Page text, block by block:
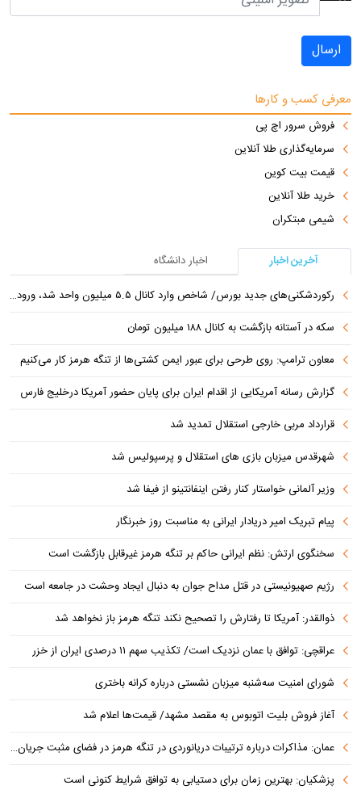
ارسال
معرفی کسب و کارها
فروش سرور اچ پی
سرمایه‌گذاری طلا آنلاین
قیمت بیت کوین
خرید طلا آنلاین
شیمی مبتکران
آخرین اخبار
اخبار دانشگاه
رکوردشکنی‌های جدید بورس/ شاخص وارد کانال ۵.۵ میلیون واحد شد، ورود ۹ همت پول حقیقی
سکه در آستانه بازگشت به کانال ۱۸۸ میلیون تومان
معاون ترامپ: روی طرحی برای عبور ایمن کشتی‌ها از تنگه هرمز کار می‌کنیم
گزارش رسانه آمریکایی از اقدام ایران برای پایان حضور آمریکا درخلیج فارس
قرارداد مربی خارجی استقلال تمدید شد
شهرقدس میزبان بازی های استقلال و پرسپولیس شد
وزیر آلمانی خواستار کنار رفتن اینفانتینو از فیفا شد
پیام تبریک امیر دریادار ایرانی به مناسبت روز خبرنگار
سخنگوی ارتش: نظم ایرانی حاکم بر تنگه هرمز غیرقابل بازگشت است
رژیم صهیونیستی در قتل مداح جوان به دنبال ایجاد وحشت در جامعه است
ذوالقدر: آمریکا تا رفتارش را تصحیح نکند تنگه هرمز باز نخواهد شد
عراقچی: توافق با عمان نزدیک است/ تکذیب سهم ۱۱ درصدی ایران از خزر
شورای امنیت سه‌شنبه میزبان نشستی درباره کرانه باختری
آغاز فروش بلیت اتوبوس به مقصد مشهد/ قیمت‌ها اعلام شد
عمان: مذاکرات درباره ترتیبات دریانوردی در تنگه هرمز در فضای مثبت جریان دارد
پزشکیان‌: بهترین زمان برای دستیابی به توافق شرایط کنونی است